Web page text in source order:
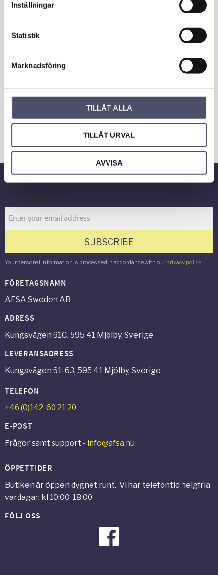
Inställningar
Statistik
Marknadsföring
TILLÅT ALLA
TILLÅT URVAL
AVVISA
Maskin & Fordonstillbehör
Garage- & Fordonsutrustning
Hus & Hem
Verkstad & Industri
Gård & Grönyta
SUBSCRIBE
Your personal information is processed in accordance with our privacy policy.
FÖRETAGSNAMN
AFSA Sweden AB
ADRESS
Kungsvägen 61C, 595 41 Mjölby, Sverige
LEVERANSADRESS
Kungsvägen 61-63, 595 41 Mjölby, Sverige
TELEFON
+46 (0)142-60 21 20
E-POST
Frågor samt support - info@afsa.nu
ÖPPETTIDER
Butiken är öppen dygnet runt. Vi har telefontid helgfria
vardagar: kl 10:00-18:00
FÖLJ OSS